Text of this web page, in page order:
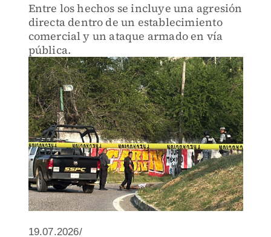
Entre los hechos se incluye una agresión
directa dentro de un establecimiento
comercial y un ataque armado en vía
pública.
19.07.2026/